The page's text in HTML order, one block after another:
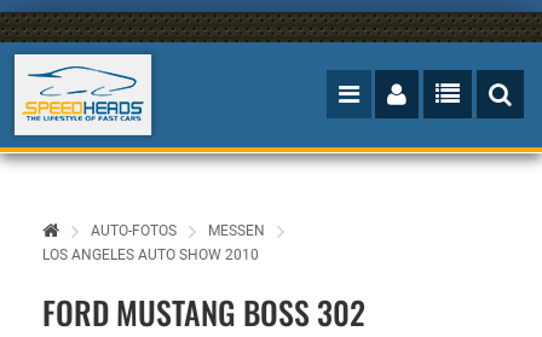
AUTO-FOTOS
MESSEN
LOS ANGELES AUTO SHOW 2010
FORD MUSTANG BOSS 302